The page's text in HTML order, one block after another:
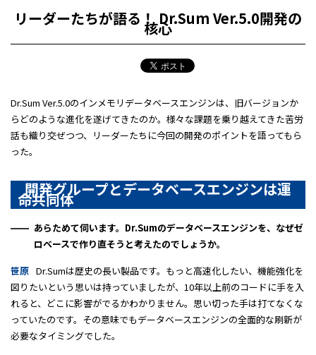
リーダーたちが語る！ Dr.Sum Ver.5.0開発の
核心
Dr.Sum Ver.5.0のインメモリデータベースエンジンは、旧バージョンか
らどのような進化を遂げてきたのか。様々な課題を乗り越えてきた苦労
話も織り交ぜつつ、リーダーたちに今回の開発のポイントを語ってもら
った。
開発グループとデータベースエンジンは運
命共同体
あらためて伺います。Dr.Sumのデータベースエンジンを、なぜゼ
ロベースで作り直そうと考えたのでしょうか。
笹原 Dr.Sumは歴史の長い製品です。もっと高速化したい、機能強化を
図りたいという思いは持っていましたが、10年以上前のコードに手を入
れると、どこに影響がでるかわかりません。思い切った手は打てなくな
っていたのです。その意味でもデータベースエンジンの全面的な刷新が
必要なタイミングでした。